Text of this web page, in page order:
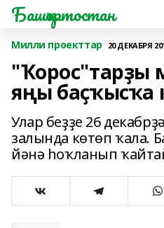
Башҡортостан
Милли проекттар 20 ДЕКАБРЯ
"Ҡорос"тарҙы
яңы баҫҡысҡа
Улар беҙҙе 26
залында көтөп ҡала.
йәнә һоҡланып